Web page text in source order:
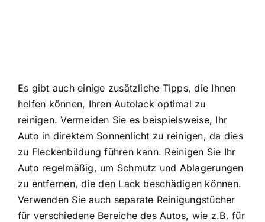
Es gibt auch einige zusätzliche Tipps, die Ihnen
helfen können, Ihren Autolack optimal zu
reinigen. Vermeiden Sie es beispielsweise, Ihr
Auto in direktem Sonnenlicht zu reinigen, da dies
zu Fleckenbildung führen kann. Reinigen Sie Ihr
Auto regelmäßig, um Schmutz und Ablagerungen
zu entfernen, die den Lack beschädigen können.
Verwenden Sie auch separate Reinigungstücher
für verschiedene Bereiche des Autos, wie z.B. für